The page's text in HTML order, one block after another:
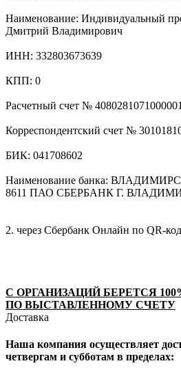
Наименование: Индивидуальный
Дмитрий Владимирович
ИНН: 332803673639
КПП: 0
Расчетный счет №
Корреспондентский счет №
БИК: 041708602
Наименование банка:
8611 ПАО СБЕРБАНК Г.
2. через Сбербанк Онлайн по QR-
С ОРГАНИЗАЦИЙ БЕРЕТСЯ
ПО ВЫСТАВЛЕННОМУ СЧЕТУ
Доставка
Наша компания осуществляет
четвергам и субботам в пределах: